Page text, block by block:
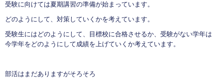
受験に向けては夏期講習の準備が始まっています。
どのようにして、対策していくかを考えています。
受験生にはどのようにして、目標校に合格させるか、受験がない学年は
今学年をどのようにして成績を上げていくか考えています。
部活はまだありますがそろそろ